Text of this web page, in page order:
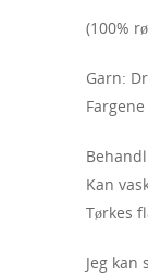
(100%
Garn:
Kan
Tørkes
Jeg